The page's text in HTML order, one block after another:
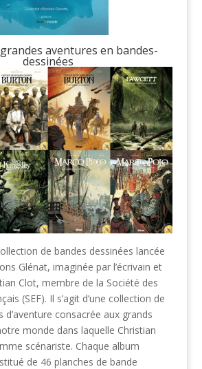
aventures en bandes-
dessinées
de bandes dessinées lancée
Glénat, imaginée par l’écrivain et
Clot, membre de la Société des
(SEF). Il s’agit d’une collection de
d’aventure consacrée aux grands
monde dans laquelle Christian
scénariste. Chaque album
de 46 planches de bande